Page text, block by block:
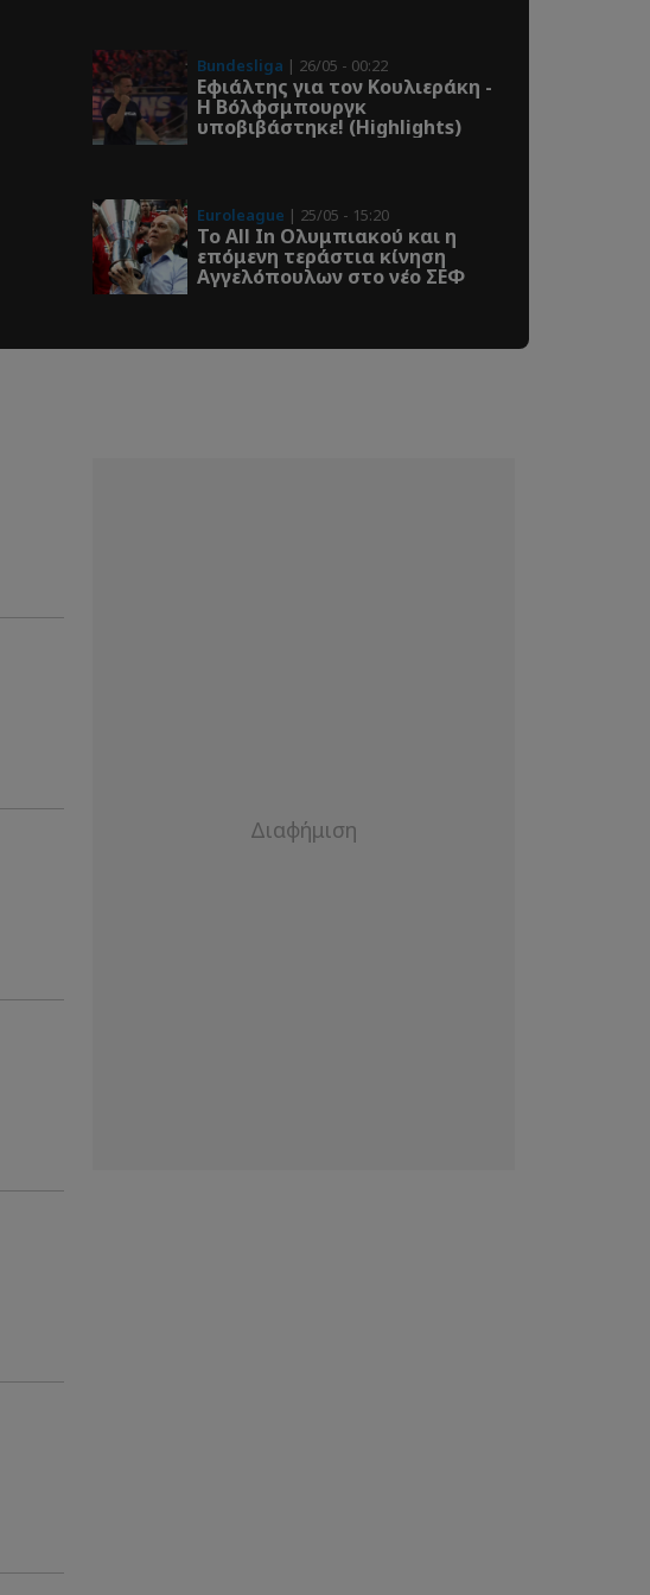
Bundesliga | 26/05 - 00:22
Εφιάλτης για τον Κουλιεράκη -
Η Βόλφσμπουργκ
υποβιβάστηκε! (Highlights)
Euroleague | 25/05 - 15:20
Το All In Ολυμπιακού και η
επόμενη τεράστια κίνηση
Αγγελόπουλων στο νέο ΣΕΦ